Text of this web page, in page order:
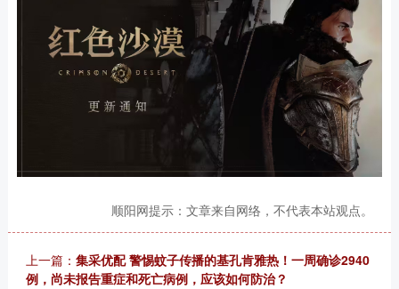
顺阳网提示：文章来自网络，不代表本站观点。
上一篇： 集采优配 警惕蚊子传播的基孔肯雅热！一周确诊2940
例，尚未报告重症和死亡病例，应该如何防治？